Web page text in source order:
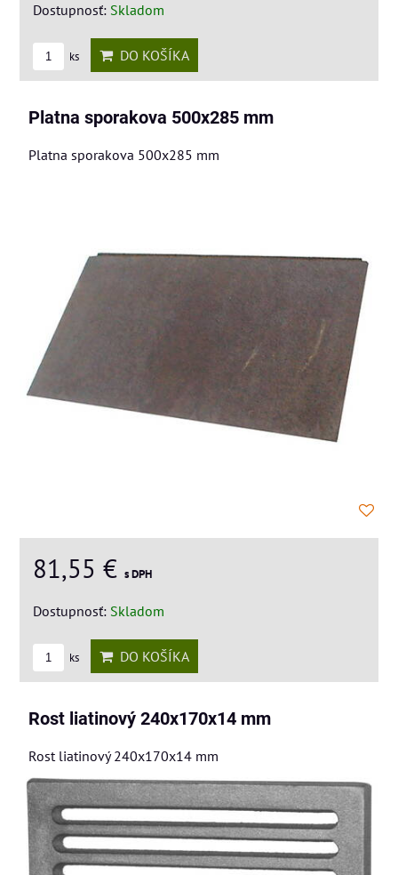
Dostupnosť: Skladom
ks DO KOŠÍKA
Platna sporakova 500x285 mm
Platna sporakova 500x285 mm
81,55 € s DPH
Dostupnosť: Skladom
ks DO KOŠÍKA
Rost liatinový 240x170x14 mm
Rost liatinový 240x170x14 mm